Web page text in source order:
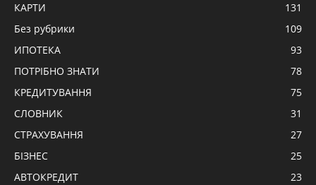
КАРТИ
131
Без рубрики
109
ИПОТЕКА
93
ПОТРІБНО ЗНАТИ
78
КРЕДИТУВАННЯ
75
СЛОВНИК
31
СТРАХУВАННЯ
27
БІЗНЕС
25
АВТОКРЕДИТ
23